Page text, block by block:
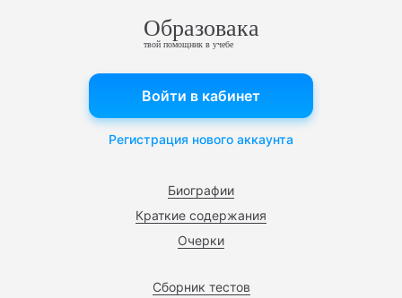
Образовака
твой помощник в учебе
Биографии
Краткие содержания
Очерки
Сборник тестов
Войти в кабинет
Регистрация нового аккаунта